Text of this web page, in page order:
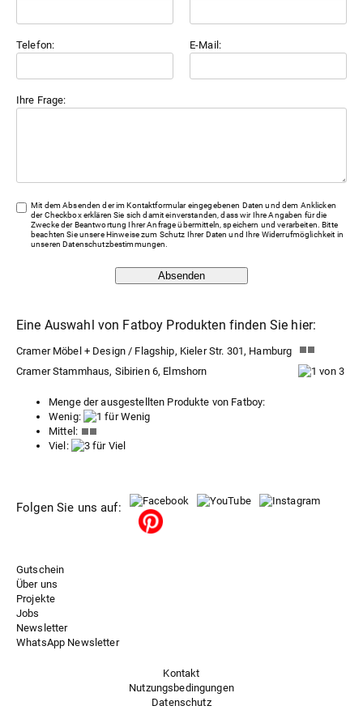
Telefon: E-Mail:
Ihre Frage:
Mit dem Absenden der im Kontaktformular eingegebenen Daten und dem Anklicken
der Checkbox erklären Sie sich damit einverstanden, dass wir Ihre Angaben für die
Zwecke der Beantwortung Ihrer Anfrage übermitteln, speichern und verarbeiten. Bitte
beachten Sie unsere Hinweise zum Schutz Ihrer Daten und Ihre Widerrufmöglichkeit in
unserenDatenschutzbestimmungen
Absenden
Eine Auswahl von Fatboy Produkten finden Sie hier:
Cramer Möbel + Design / Flagship, Kieler Str. 301, Hamburg
Cramer Stammhaus, Sibirien 6, Elmshorn
Menge der ausgestellten Produkte von Fatboy:
Wenig:
Mittel:
Viel:
Folgen Sie uns auf:
Gutschein
Über uns
Projekte
Jobs
Newsletter
WhatsApp Newsletter
Kontakt
Nutzungsbedingungen
Datenschutz